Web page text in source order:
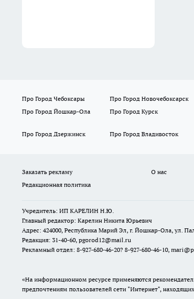
Про Город Чебоксары Про Город Новочебоксарск
Про Город Йошкар-Ола
Про Город Курск
Про Город Дзержинск
Про Город Владивосток
Заказать рекламу О нас
Редакционная политика
Учредитель: ИП КАРЕЛИН Н.Ю.
Главный редактор: Карелин Никита Юрьевич
Адрес: 424000, Республика Марий Эл, г. Йошкар-Ола, ул.
Редакция: 31-40-60, pgorod12@mail.ru
Рекламный отдел: 8-927-680-46-20? 8-927-680-46-10,
«На информационном ресурсе применяются
предпочтениям пользователей сети "Интернет",